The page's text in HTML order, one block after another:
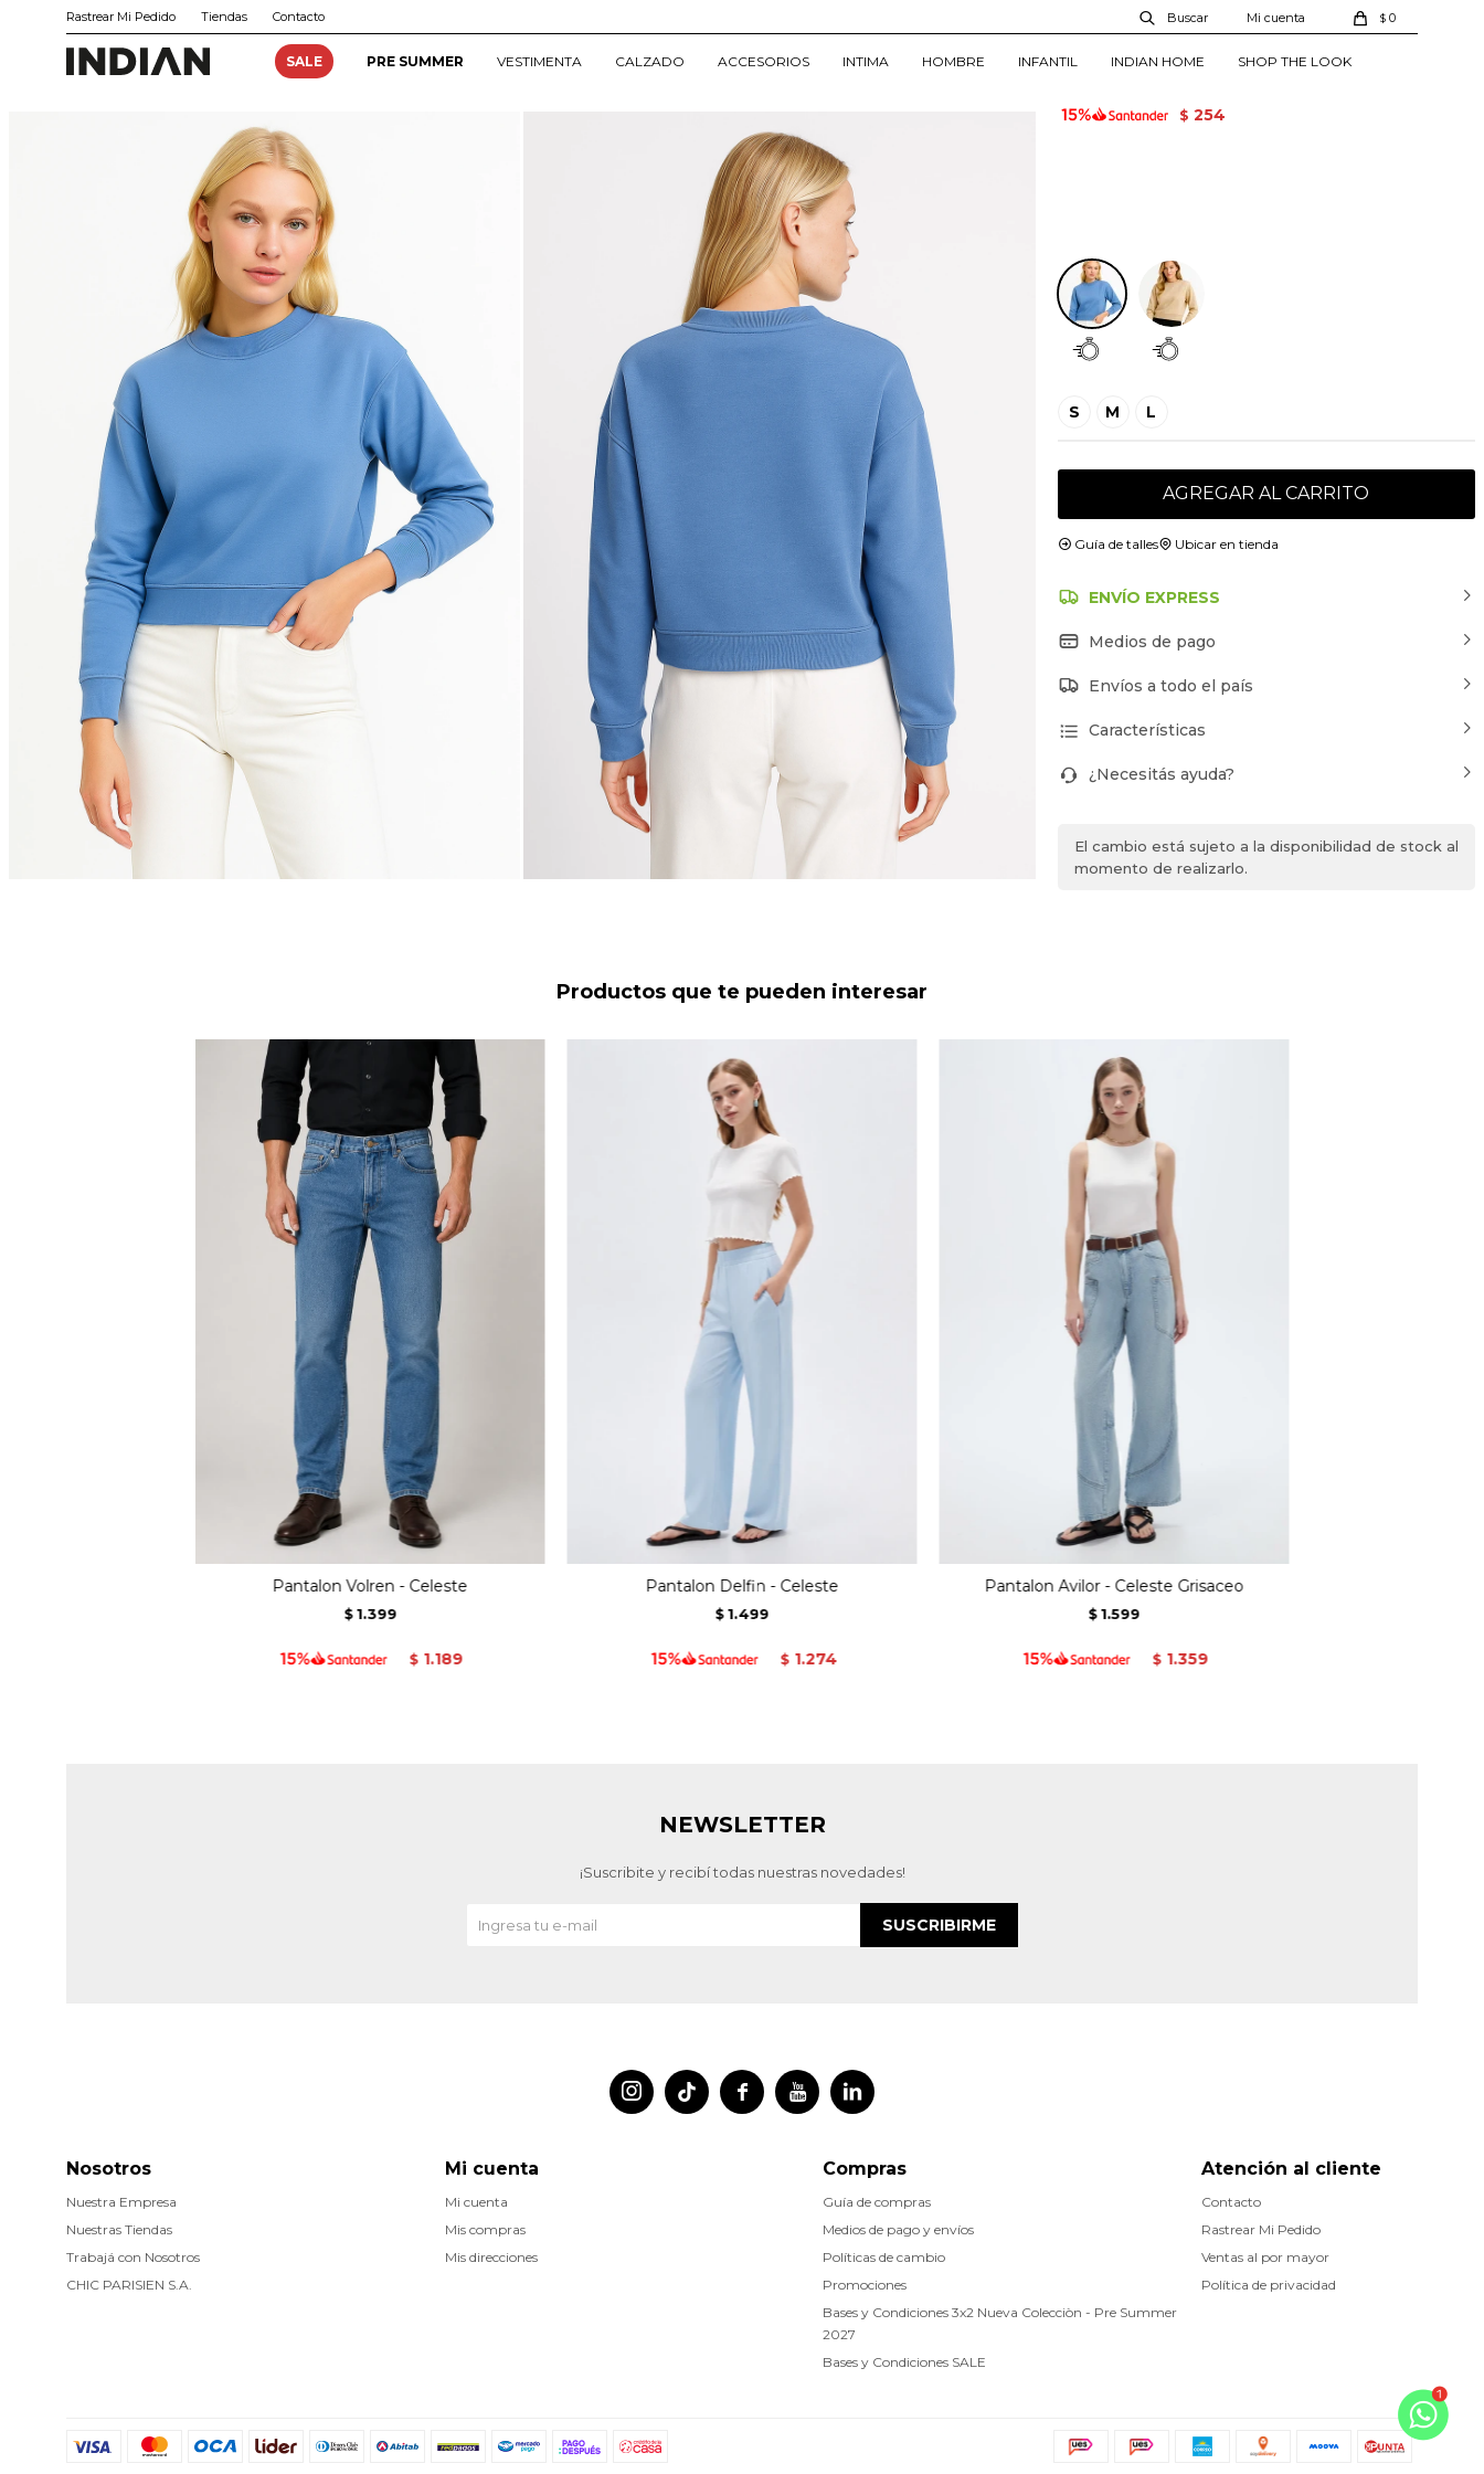
SALE PRE SUMMER VESTIMENTA CALZADO ACCESORIOS INTIMA HOMBRE INFANTIL INDIAN HOME SHOP THE LOOK
$ 0
Rastrear Mi Pedido Tiendas Contacto Buzo Anina - Celeste
01340837003615
$ 254
S M L
AGREGAR AL CARRITO
Guía de talles Ubicar en tienda
ENVÍO EXPRESS
Medios de pago
Envíos a todo el país
Características
¿Necesitás ayuda?
El cambio está sujeto a la disponibilidad de stock al
momento de realizarlo.
Productos que te pueden interesar
Pantalon Volren - Celeste
$ 1.399
$ 1.189
Pantalon Delfin - Celeste
$ 1.499
$ 1.274
Pantalon Avilor - Celeste Grisaceo
$ 1.599
$ 1.359
 
 
Atención al cliente
Contacto
Rastrear Mi Pedido
Ventas al por mayor
Política de privacidad
Nosotros
Nuestra Empresa
Nuestras Tiendas
Trabajá con Nosotros
CHIC PARISIEN S.A.
Compras
Guía de compras
Medios de pago y envíos
Políticas de cambio
Promociones
Bases y Condiciones 3x2 Nueva Colecciòn - Pre Summer
2027
Bases y Condiciones SALE
Mi cuenta
Mi cuenta
Mis compras
Mis direcciones
NEWSLETTER
¡Suscribite y recibí todas nuestras novedades!
SUSCRIBIRME